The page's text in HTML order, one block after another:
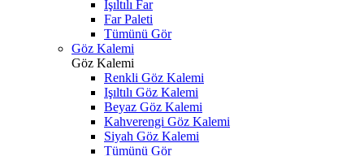
Işıltılı Far
Far Paleti
Tümünü Gör
Göz Kalemi
Göz Kalemi
Renkli Göz Kalemi
Işıltılı Göz Kalemi
Beyaz Göz Kalemi
Kahverengi Göz Kalemi
Siyah Göz Kalemi
Tümünü Gör